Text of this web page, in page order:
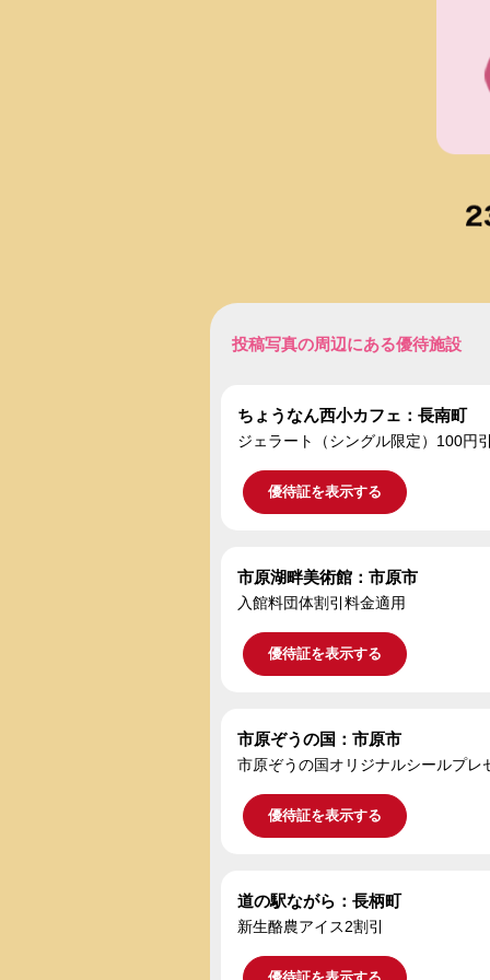
投稿写真の周辺にある優待施設
ちょうなん西小カフェ：長南町
ジェラート（シングル限定）100円
優待証を表示する
市原湖畔美術館：市原市
入館料団体割引料金適用
優待証を表示する
市原ぞうの国：市原市
市原ぞうの国オリジナルシールプレ
優待証を表示する
道の駅ながら：長柄町
新生酪農アイス2割引